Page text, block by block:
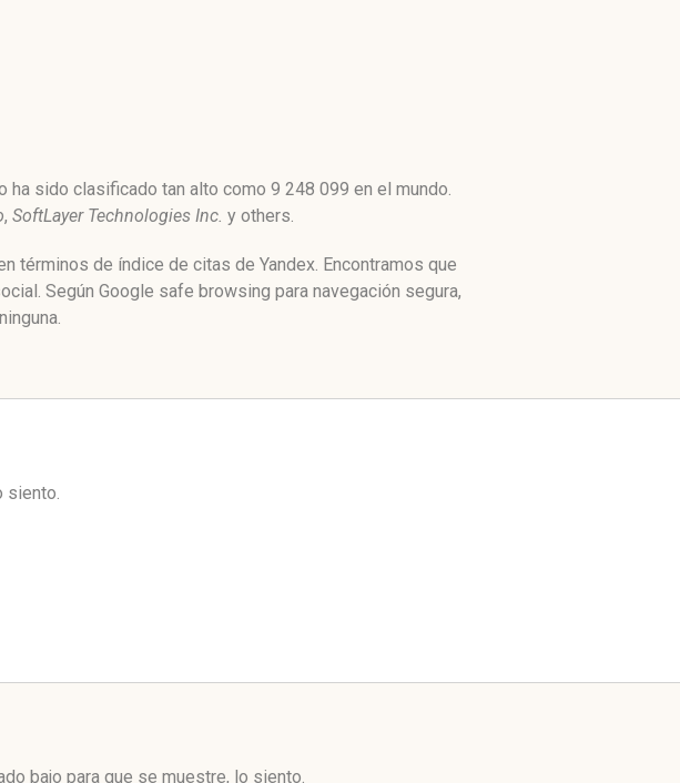
sido clasificado tan alto como 9 248 099 en el mundo.
, SoftLayer Technologies Inc. y others.
términos de índice de citas de Yandex. Encontramos que
Según Google safe browsing para navegación segura,
siento.
bajo para que se muestre, lo siento.